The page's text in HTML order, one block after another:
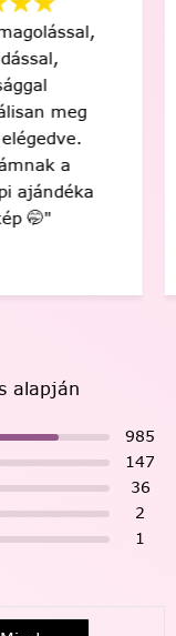
"A
a
a
pedig a
kedvencem 😍"
alapján
985
147
36
2
1